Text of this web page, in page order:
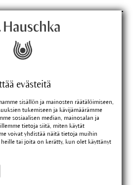
evästeitä
sisällön ja mainosten räätälöimiseen,
tukemiseen ja kävijämäärämme
sosiaalisen median, mainosalan ja
tietoja siitä, miten käytät
voivat yhdistää näitä tietoja muihin
tai joita on kerätty, kun olet käyttänyt